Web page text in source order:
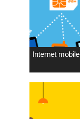
Internet mobile